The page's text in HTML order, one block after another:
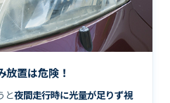
置は危険！
と夜間走行時に光量が足りず視